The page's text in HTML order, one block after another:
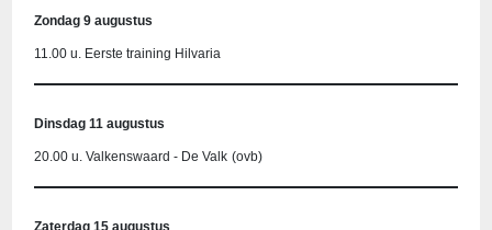
Zondag 9 augustus
11.00 u. Eerste training Hilvaria
Dinsdag 11 augustus
20.00 u. Valkenswaard - De Valk (ovb)
Zaterdag 15 augustus